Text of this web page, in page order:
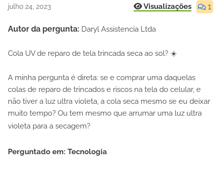
julho 24, 2023 Visualizações 1
Autor da pergunta: Daryl Assistencia Ltda
Cola UV de reparo de tela trincada seca ao sol? ☀️
A minha pergunta é direta: se e comprar uma daquelas
colas de reparo de trincados e riscos na tela do celular, e
não tiver a luz ultra violeta, a cola seca mesmo se eu deixar
muito tempo? Ou tem mesmo que arrumar uma luz ultra
violeta para a secagem?
Perguntado em: Tecnologia